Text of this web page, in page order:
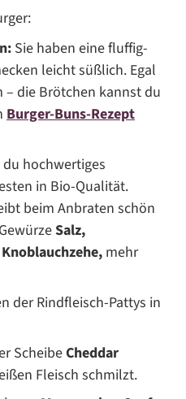
Sie haben eine fluffig-
leicht süßlich. Egal
die Brötchen kannst du
Burger-Buns-Rezept
hochwertiges
in Bio-Qualität.
beim Anbraten schön
Salz,
Knoblauchzehe, mehr
der Rindfleisch-Pattys in
ScheibeCheddar
Fleisch schmilzt.